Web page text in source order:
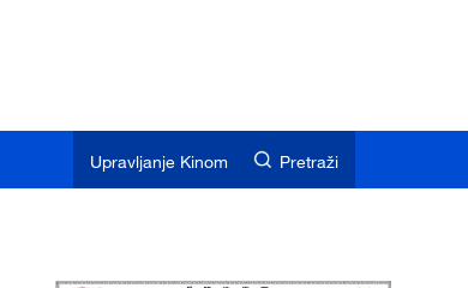
Upravljanje Kinom Pretraži